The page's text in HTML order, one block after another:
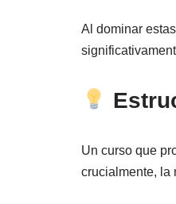
Al dominar
Un curso que
crucialmente, la